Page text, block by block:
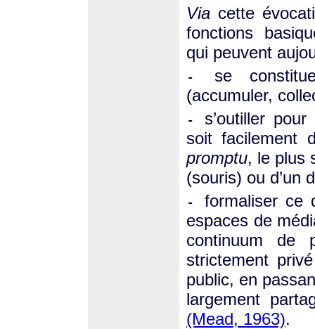
Via cette
fonctions
qui peuvent
- se
(accumuler,
- s’outiller
soit facilement
promptu, le plus
(souris) ou d’un
-formaliser ce
espaces de
continuum de
strictement
public, en
largement
(Mead, 1963).